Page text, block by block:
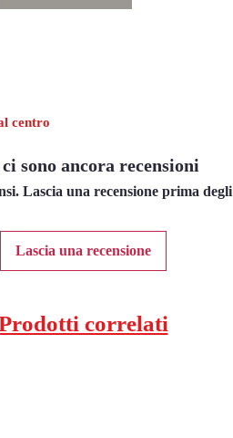
centro
sono ancora recensioni
Lascia una recensione prima
Lascia una recensione
correlati